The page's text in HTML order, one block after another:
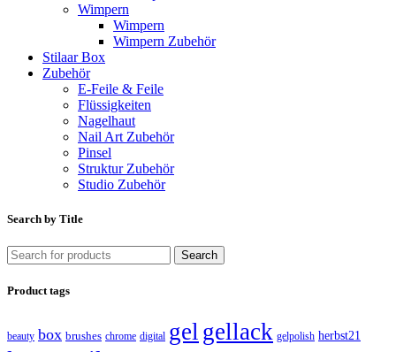
Wimpern
Wimpern
Wimpern Zubehör
Stilaar Box
Zubehör
E-Feile & Feile
Flüssigkeiten
Nagelhaut
Nail Art Zubehör
Pinsel
Struktur Zubehör
Studio Zubehör
Search by Title
Search
Product tags
beauty box brushes chrome digital gel gellack gelpolish herbst21